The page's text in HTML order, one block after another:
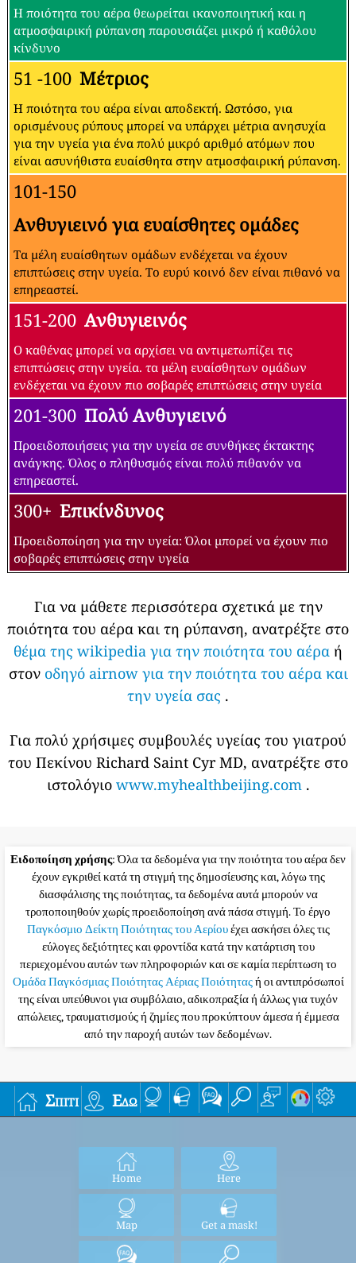
Η ποιότητα του αέρα θεωρείται ικανοποιητική και η
ατμοσφαιρική ρύπανση παρουσιάζει μικρό ή καθόλου
κίνδυνο
51 -100 Μέτριος
Η ποιότητα του αέρα είναι αποδεκτή. Ωστόσο, για
ορισμένους ρύπους μπορεί να υπάρχει μέτρια ανησυχία
για την υγεία για ένα πολύ μικρό αριθμό ατόμων που
είναι ασυνήθιστα ευαίσθητα στην ατμοσφαιρική ρύπανση.
101-150
Ανθυγιεινό για ευαίσθητες ομάδες
Τα μέλη ευαίσθητων ομάδων ενδέχεται να έχουν
επιπτώσεις στην υγεία. Το ευρύ κοινό δεν είναι πιθανό να
επηρεαστεί.
151-200 Ανθυγιεινός
Ο καθένας μπορεί να αρχίσει να αντιμετωπίζει τις
επιπτώσεις στην υγεία. τα μέλη ευαίσθητων ομάδων
ενδέχεται να έχουν πιο σοβαρές επιπτώσεις στην υγεία
201-300 Πολύ Ανθυγιεινό
Προειδοποιήσεις για την υγεία σε συνθήκες έκτακτης
ανάγκης. Όλος ο πληθυσμός είναι πολύ πιθανόν να
επηρεαστεί.
300+ Επικίνδυνος
Προειδοποίηση για την υγεία: Όλοι μπορεί να έχουν πιο
σοβαρές επιπτώσεις στην υγεία
Για να μάθετε περισσότερα σχετικά με την
ποιότητα του αέρα και τη ρύπανση, ανατρέξτε στο
θέμα της wikipedia για την ποιότητα του αέρα ή
στον οδηγό airnow για την ποιότητα του αέρα και
την υγεία σας .
Για πολύ χρήσιμες συμβουλές υγείας του γιατρού
του Πεκίνου Richard Saint Cyr MD, ανατρέξτε στο
ιστολόγιο www.myhealthbeijing.com.
Ειδοποίηση χρήσης: Όλα τα δεδομένα για την ποιότητα του αέρα δεν
έχουν εγκριθεί κατά τη στιγμή της δημοσίευσης και, λόγω της
διασφάλισης της ποιότητας, τα δεδομένα αυτά μπορούν να
τροποποιηθούν χωρίς προειδοποίηση ανά πάσα στιγμή. Το έργο
Παγκόσμιο Δείκτη Ποιότητας του Αερίουέχει ασκήσει όλες τις
εύλογες δεξιότητες και φροντίδα κατά την κατάρτιση του
περιεχομένου αυτών των πληροφοριών και σε καμία περίπτωση το
Ομάδα Παγκόσμιας Ποιότητας Αέριας Ποιότηταςή οι αντιπρόσωποί
της είναι υπεύθυνοι για συμβόλαιο, αδικοπραξία ή άλλως για τυχόν
απώλειες, τραυματισμούς ή ζημίες που προκύπτουν άμεσα ή έμμεσα
από την παροχή αυτών των δεδομένων.
Σπίτι Εδώ
Home Here
Map Get a mask!